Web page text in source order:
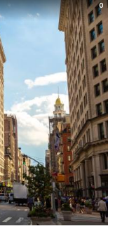
0